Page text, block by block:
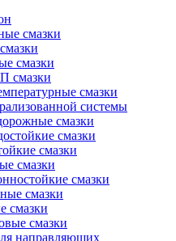
смазки
смазки
смазки
смазки
системы
смазки
смазки
смазки
смазки
смазки
смазки
смазки
смазки
направляющих